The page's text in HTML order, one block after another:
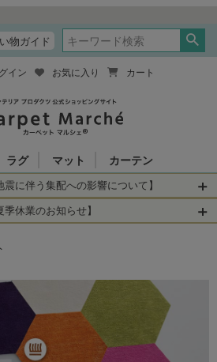
物ガイド
イン お気に入り カート
ラグ マット カーテン
震に伴う集配への影響について】
、お亡くなりになられた方々に深く
この地震の影響により、現在、一
が生じている地域】
荷物
荷物
季休業のお知らせ】
火)～2026年8月16日(日)
は自動返信メールは届きますが、
ルの送信、当店へのお問い合わせ
す。 休業明けから順次送信させて
くお願いいたします。